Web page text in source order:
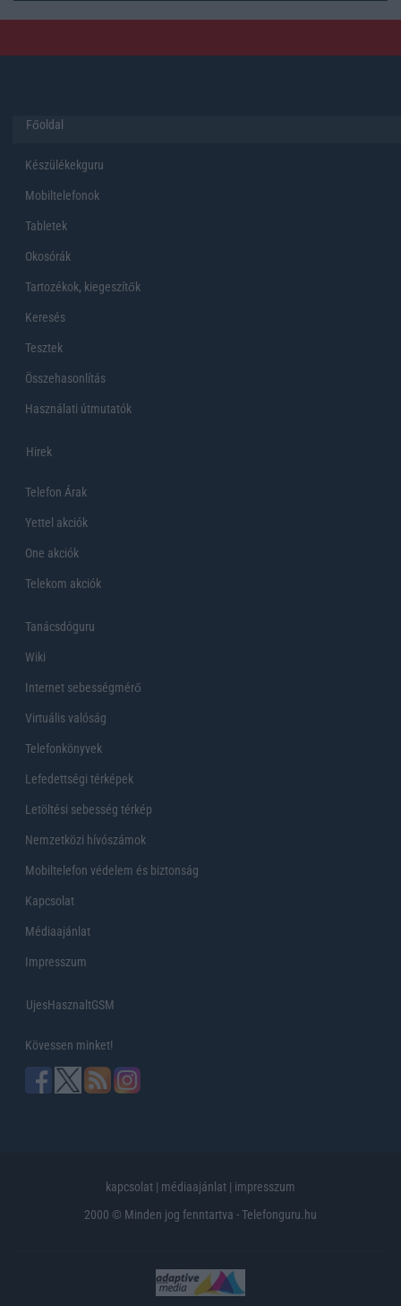
Főoldal
Készülékekguru
Mobiltelefonok
Tabletek
Okosórák
Tartozékok, kiegeszítők
Keresés
Tesztek
Összehasonlítás
Használati útmutatók
Hirek
Telefon Árak
Yettel akciók
One akciók
Telekom akciók
Tanácsdóguru
Wiki
Internet sebességmérő
Virtuális valóság
Telefonkönyvek
Lefedettségi térképek
Letöltési sebesség térkép
Nemzetközi hívószámok
Mobiltelefon védelem és biztonság
Kapcsolat
Médiaajánlat
Impresszum
UjesHasznaltGSM
Kövessen minket!
kapcsolat | médiaajánlat | impresszum
2000 © Minden jog fenntartva - Telefonguru.hu